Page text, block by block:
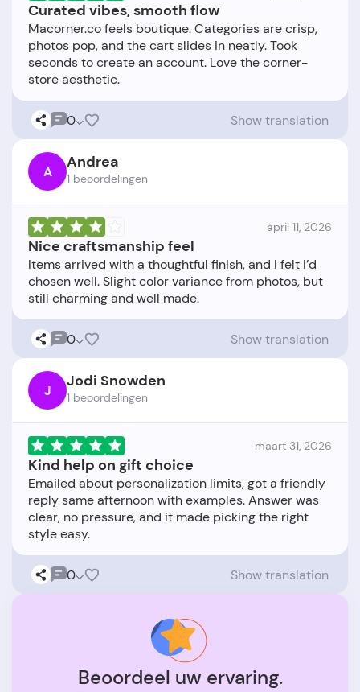
Curated vibes, smooth flow
Macorner.co feels boutique. Categories are crisp,
photos pop, and the cart slides in neatly. Took
seconds to create an account. Love the corner-
0 Show translation
A Andrea
1 beoordelingen
april 11, 2026
Nice craftsmanship feel
Items arrived with a thoughtful finish, and I felt I’d
chosen well. Slight color variance from photos, but
0 Show translation
J Jodi Snowden
1 beoordelingen
maart 31, 2026
Kind help on gift choice
Emailed about personalization limits, got a friendly
reply same afternoon with examples. Answer was
clear, no pressure, and it made picking the right
0 Show translation
Beoordeel uw ervaring.